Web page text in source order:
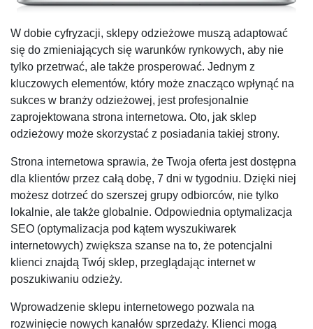
W dobie cyfryzacji, sklepy odzieżowe muszą adaptować
się do zmieniających się warunków rynkowych, aby nie
tylko przetrwać, ale także prosperować. Jednym z
kluczowych elementów, który może znacząco wpłynąć na
sukces w branży odzieżowej, jest profesjonalnie
zaprojektowana strona internetowa. Oto, jak sklep
odzieżowy może skorzystać z posiadania takiej strony.
Strona internetowa sprawia, że Twoja oferta jest dostępna
dla klientów przez całą dobę, 7 dni w tygodniu. Dzięki niej
możesz dotrzeć do szerszej grupy odbiorców, nie tylko
lokalnie, ale także globalnie. Odpowiednia optymalizacja
SEO (optymalizacja pod kątem wyszukiwarek
internetowych) zwiększa szanse na to, że potencjalni
klienci znajdą Twój sklep, przeglądając internet w
poszukiwaniu odzieży.
Wprowadzenie sklepu internetowego pozwala na
rozwinięcie nowych kanałów sprzedaży. Klienci mogą